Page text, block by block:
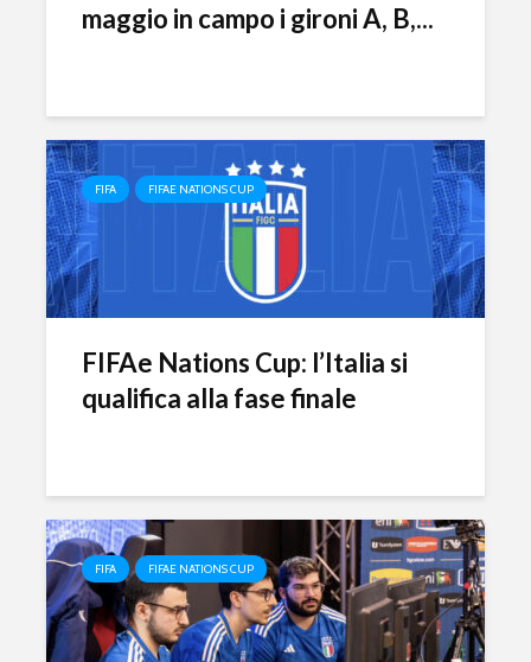
maggio in campo i gironi A, B,...
FIFA FIFAE NATIONS CUP
FIFAe Nations Cup: l’Italia si
qualifica alla fase finale
FIFA FIFAE NATIONS CUP
Ronaldo nel dream
team come
capitolo 2
apre le
eSports